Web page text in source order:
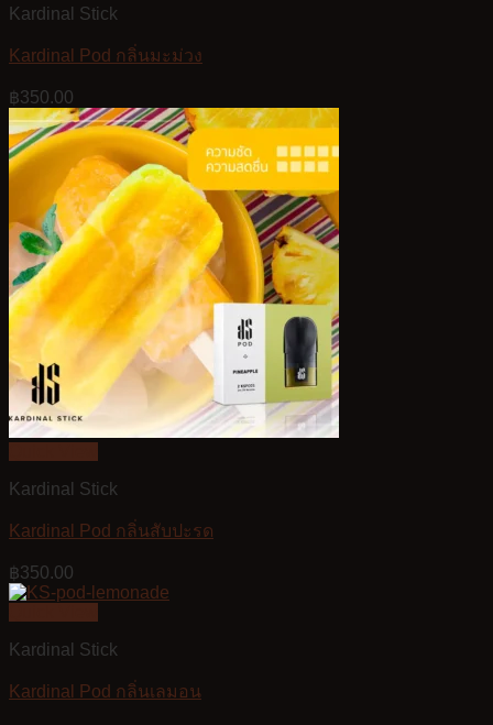
Kardinal Stick
Kardinal Pod กลิ่นมะม่วง
฿350.00
Kardinal Stick
Kardinal Pod กลิ่นสับปะรด
฿350.00
Kardinal Stick
Kardinal Pod กลิ่นเลมอน